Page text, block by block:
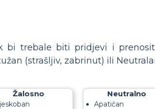
bi trebale biti pridjevi i
(strašljiv, zabrinut) ili
Žalosno Neutralno
Apatičan